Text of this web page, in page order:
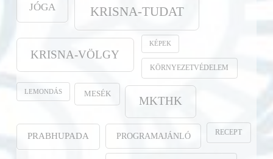
JÓGA KRISNA-TUDAT
KRISNA-VÖLGY
KÉPEK
KÖRNYEZETVÉDELEM
LEMONDÁS MESÉK
MKTHK
PRABHUPADA PROGRAMAJÁNLÓ RECEPT